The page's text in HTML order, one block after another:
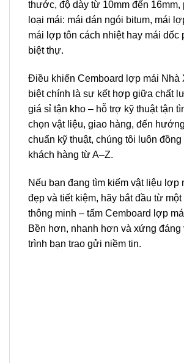
thước, độ dày từ 10mm đến 16mm,
loại mái: mái dán ngói bitum, mái
mái lợp tôn cách nhiệt hay mái dốc
biệt thự.
Điều khiến Cemboard lợp mái Nhà
biệt chính là sự kết hợp giữa chất
giá sỉ tận kho – hỗ trợ kỹ thuật tận
chọn vật liệu, giao hàng, đến
chuẩn kỹ thuật, chúng tôi luôn đồng
khách hàng từ A–Z.
Nếu bạn đang tìm kiếm vật liệu lợp
đẹp và tiết kiệm, hãy bắt đầu từ
thông minh – tấm Cemboard lợp
Bền hơn, nhanh hơn và xứng đáng
trình bạn trao gửi niềm tin.